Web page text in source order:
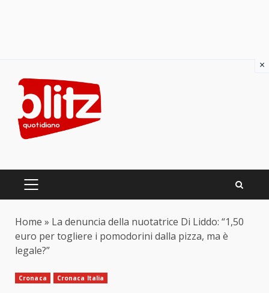
content
PRIMARY
Home » La denuncia della nuotatrice Di Liddo: “1,50
euro per togliere i pomodorini dalla pizza, ma è
legale?”
Cronaca Cronaca Italia
×